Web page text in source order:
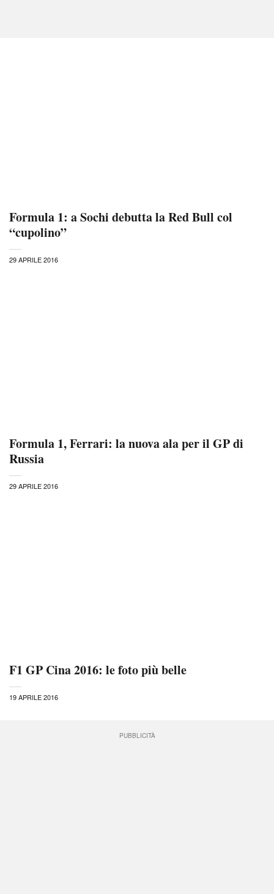
Formula 1: a Sochi debutta la Red Bull col
“cupolino”
29 APRILE 2016
Formula 1, Ferrari: la nuova ala per il GP di
Russia
29 APRILE 2016
F1 GP Cina 2016: le foto più belle
19 APRILE 2016
PUBBLICITÀ